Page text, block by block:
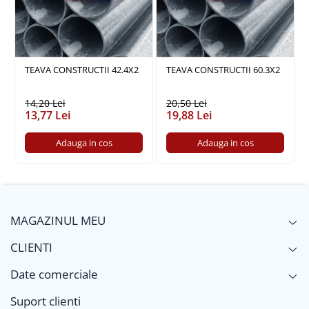
Policarbonat
Trepte și grătare zincate
TEAVA CONSTRUCTII 42.4X2
14,20 Lei
13,77 Lei
Adauga in cos
TEAVA CONSTRUCTII 60.3X2
20,50 Lei
19,88 Lei
Adauga in cos
MAGAZINUL MEU
CLIENTI
Date comerciale
Suport clienti